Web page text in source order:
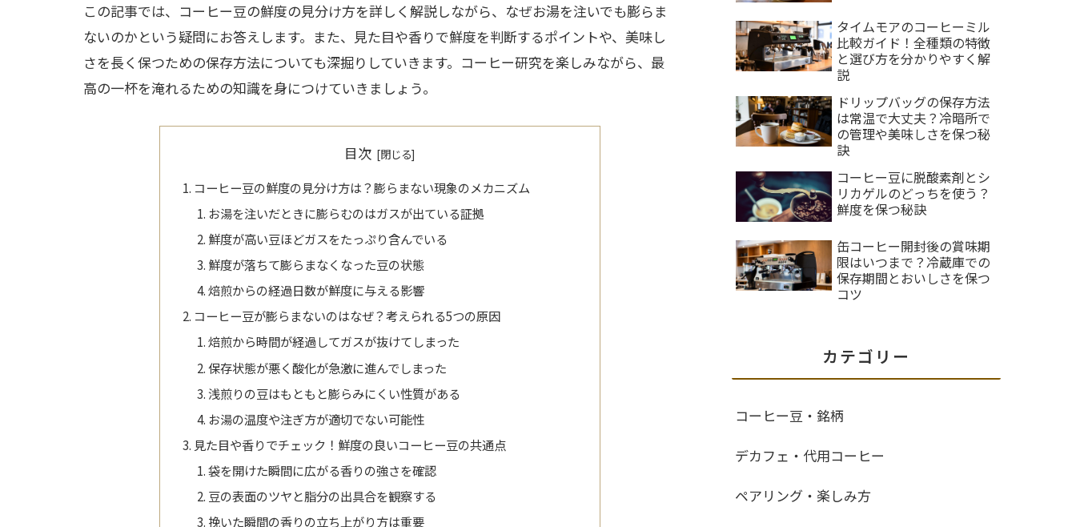
この記事では、コーヒー豆の鮮度の見分け方を詳しく解説しながら、なぜお湯を注いでも膨らま
ないのかという疑問にお答えします。また、見た目や香りで鮮度を判断するポイントや、美味し
さを長く保つための保存方法についても深掘りしていきます。コーヒー研究を楽しみながら、最
高の一杯を淹れるための知識を身につけていきましょう。
目次
コーヒー豆の鮮度の見分け方は？膨らまない現象のメカニズム
お湯を注いだときに膨らむのはガスが出ている証拠
鮮度が高い豆ほどガスをたっぷり含んでいる
鮮度が落ちて膨らまなくなった豆の状態
焙煎からの経過日数が鮮度に与える影響
コーヒー豆が膨らまないのはなぜ？考えられる5つの原因
焙煎から時間が経過してガスが抜けてしまった
保存状態が悪く酸化が急激に進んでしまった
浅煎りの豆はもともと膨らみにくい性質がある
お湯の温度や注ぎ方が適切でない可能性
見た目や香りでチェック！鮮度の良いコーヒー豆の共通点
袋を開けた瞬間に広がる香りの強さを確認
豆の表面のツヤと脂分の出具合を観察する
挽いた瞬間の香りの立ち上がり方は重要
タイムモアのコーヒーミル
比較ガイド！全種類の特徴
と選び方を分かりやすく解
説
ドリップバッグの保存方法
は常温で大丈夫？冷暗所で
の管理や美味しさを保つ秘
訣
コーヒー豆に脱酸素剤とシ
リカゲルのどっちを使う？
鮮度を保つ秘訣
缶コーヒー開封後の賞味期
限はいつまで？冷蔵庫での
保存期間とおいしさを保つ
コツ
カテゴリー
コーヒー豆・銘柄
デカフェ・代用コーヒー
ペアリング・楽しみ方